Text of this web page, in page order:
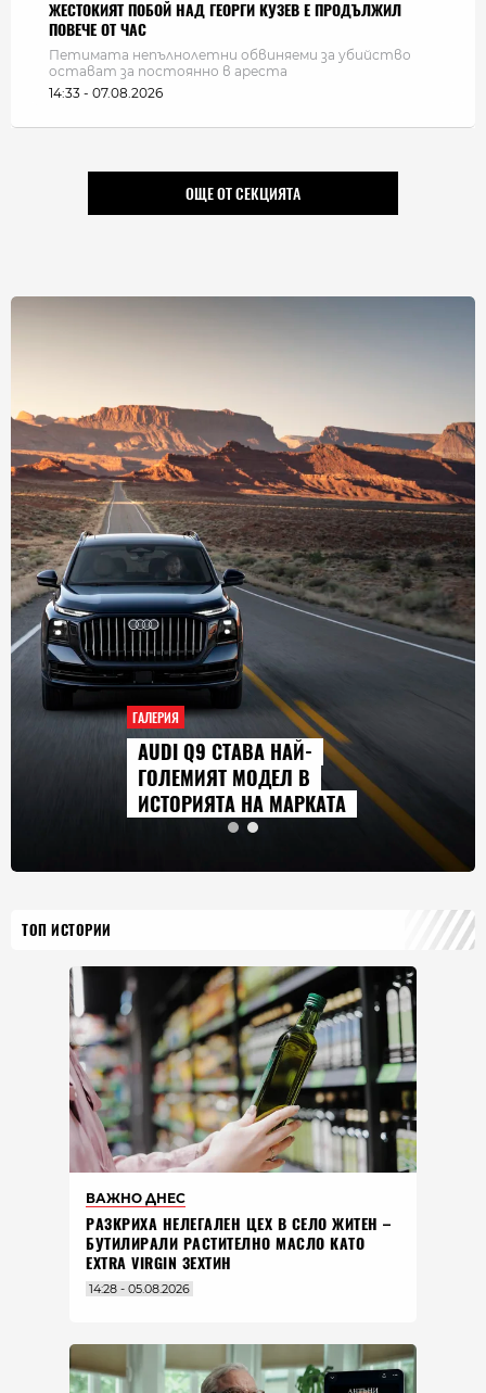
ЖЕСТОКИЯТ ПОБОЙ НАД ГЕОРГИ КУЗЕВ Е ПРОДЪЛЖИЛ
ПОВЕЧЕ ОТ ЧАС
Петимата непълнолетни обвиняеми за убийство
остават за постоянно в ареста
14:33 - 07.08.2026
ОЩЕ ОТ СЕКЦИЯТА
ГАЛЕРИЯ
AUDI Q9 СТАВА НАЙ-
ГОЛЕМИЯТ МОДЕЛ В
ИСТОРИЯТА НА МАРКАТА
ТОП ИСТОРИИ
ВАЖНО ДНЕС
РАЗКРИХА НЕЛЕГАЛЕН ЦЕХ В СЕЛО ЖИТЕН –
БУТИЛИРАЛИ РАСТИТЕЛНО МАСЛО КАТО
EXTRA VIRGIN ЗЕХТИН
14:28 - 05.08.2026